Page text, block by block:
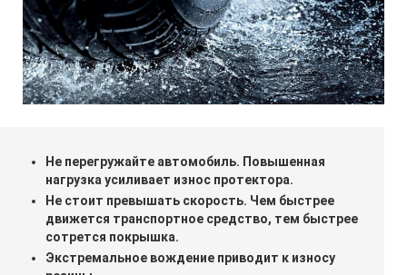
Не перегружайте автомобиль. Повышенная
нагрузка усиливает износ протектора.
Не стоит превышать скорость. Чем быстрее
движется транспортное средство, тем быстрее
сотрется покрышка.
Экстремальное вождение приводит к износу